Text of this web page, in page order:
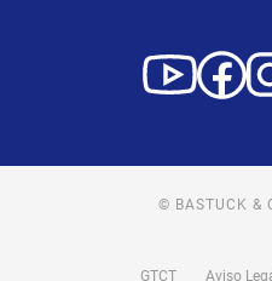
© BASTUCK &
GTCT Aviso